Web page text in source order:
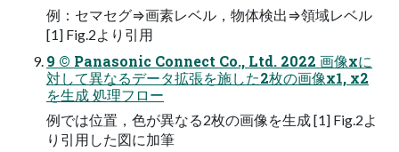
例：セマセグ⇒画素レベル，物体検出⇒領域レベル
[1] Fig.2より引用
9 ©️ Panasonic Connect Co., Ltd. 2022 画像xに
対して異なるデータ拡張を施した2枚の画像x1, x2
を生成 処理フロー
例では位置，色が異なる2枚の画像を生成 [1] Fig.2よ
り引用した図に加筆